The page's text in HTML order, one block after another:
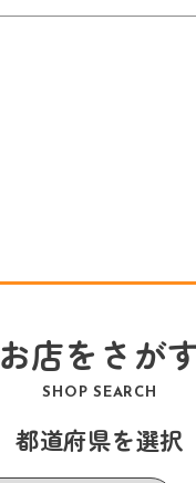
お店をさが
SHOP SEARCH
都道府県を選択